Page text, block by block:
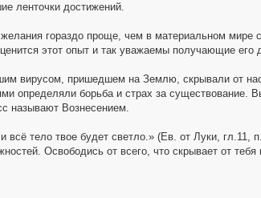
ленточки достижений.
гораздо проще, чем в материальном мире
этот опыт и так уважаемы получающие его
вирусом, пришедшем на Землю, скрывали от
определяли борьба и страх за существование.
называют Вознесением.
всё тело твое будет светло.» (Ев. от Луки, гл.11,
Освободись от всего, что скрывает от тебя